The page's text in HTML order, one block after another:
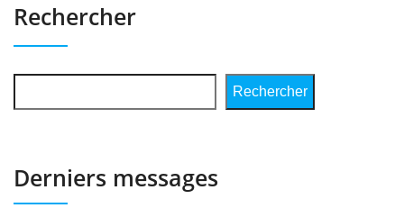
Rechercher
Rechercher
Derniers messages